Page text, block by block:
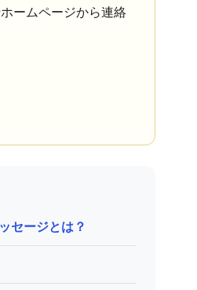
ームページから連絡
セージとは？